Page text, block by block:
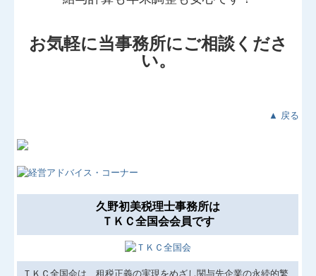
お気軽に当事務所にご相談くださ
い。
▲ 戻る
久野初美税理士事務所は
ＴＫＣ全国会会員です
ＴＫＣ全国会は、租税正義の実現をめざし関与先企業の永続的繁